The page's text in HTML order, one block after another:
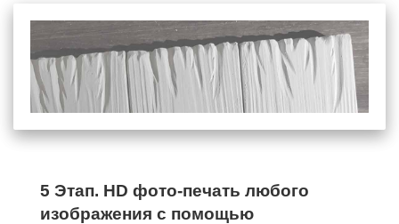
5 Этап. HD фото-печать любого
изображения с помощью